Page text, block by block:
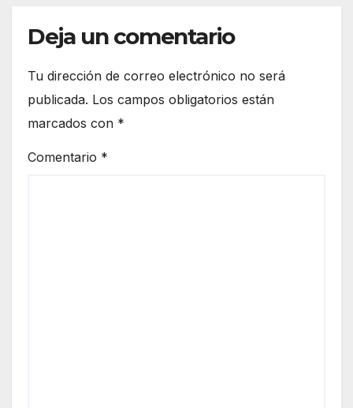
Deja un comentario
Tu dirección de correo electrónico no será
publicada. Los campos obligatorios están
marcados con *
Comentario *